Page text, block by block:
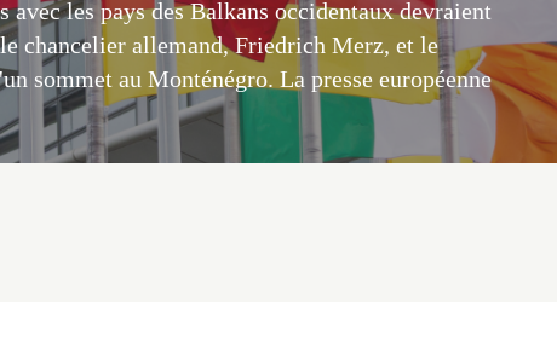
les pays des Balkans occidentaux devraient
chancelier allemand, Friedrich Merz, et le
sommet au Monténégro. La presse européenne